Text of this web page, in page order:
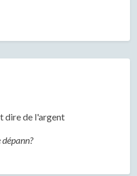
dire de l'argent
dépann?